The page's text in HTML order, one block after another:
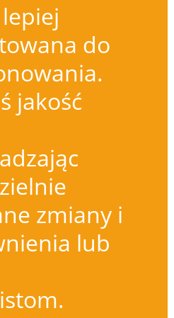
do
jakość
zmiany i
lub